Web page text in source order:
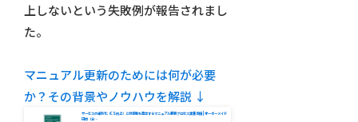
上しないという失敗例が報告されまし
た。
マニュアル更新のためには何が必要
か？その背景やノウハウを解説 ↓
サービスの差別化（CS向上）と効率性を両立するマニュアル更新プロセス実装支援 | オーダーメイド
研修（企…